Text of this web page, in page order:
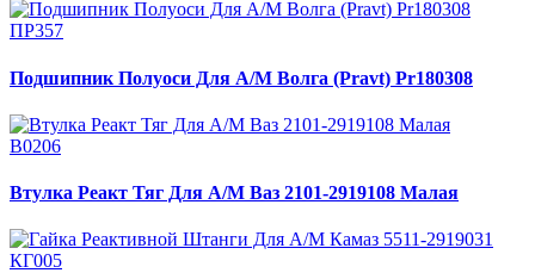
ПР357
Подшипник Полуоси Для А/М Волга (Pravt) Pr180308
В0206
Втулка Реакт Тяг Для А/М Ваз 2101-2919108 Малая
КГ005